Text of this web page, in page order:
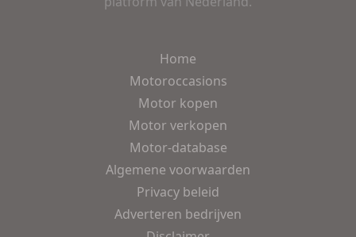
Home
Motoroccasions
Motor kopen
Motor verkopen
Motor-database
Algemene voorwaarden
Privacy beleid
Adverteren bedrijven